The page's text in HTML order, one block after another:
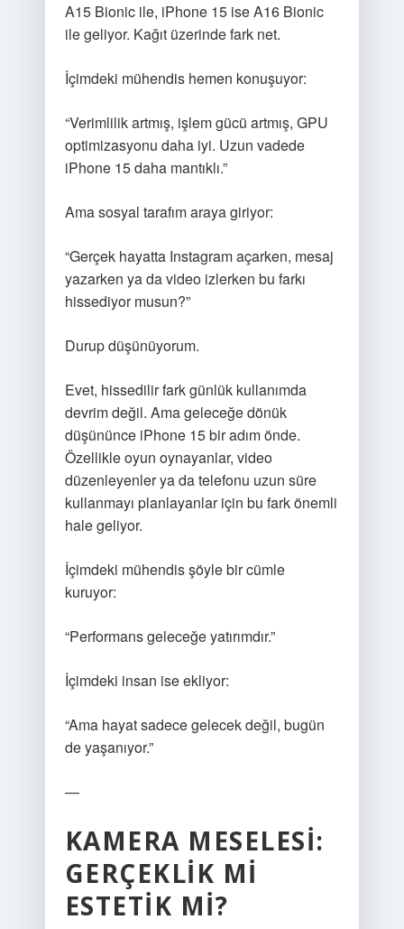
A15 Bionic ile, iPhone 15 ise A16 Bionic
ile geliyor. Kağıt üzerinde fark net.
İçimdeki mühendis hemen konuşuyor:
“Verimlilik artmış, işlem gücü artmış, GPU
optimizasyonu daha iyi. Uzun vadede
iPhone 15 daha mantıklı.”
Ama sosyal tarafım araya giriyor:
“Gerçek hayatta Instagram açarken, mesaj
yazarken ya da video izlerken bu farkı
hissediyor musun?”
Durup düşünüyorum.
Evet, hissedilir fark günlük kullanımda
devrim değil. Ama geleceğe dönük
düşününce iPhone 15 bir adım önde.
Özellikle oyun oynayanlar, video
düzenleyenler ya da telefonu uzun süre
kullanmayı planlayanlar için bu fark önemli
hale geliyor.
İçimdeki mühendis şöyle bir cümle
kuruyor:
“Performans geleceğe yatırımdır.”
İçimdeki insan ise ekliyor:
“Ama hayat sadece gelecek değil, bugün
de yaşanıyor.”
—
KAMERA MESELESI:
GERÇEKLIK MI
ESTETIK MI?